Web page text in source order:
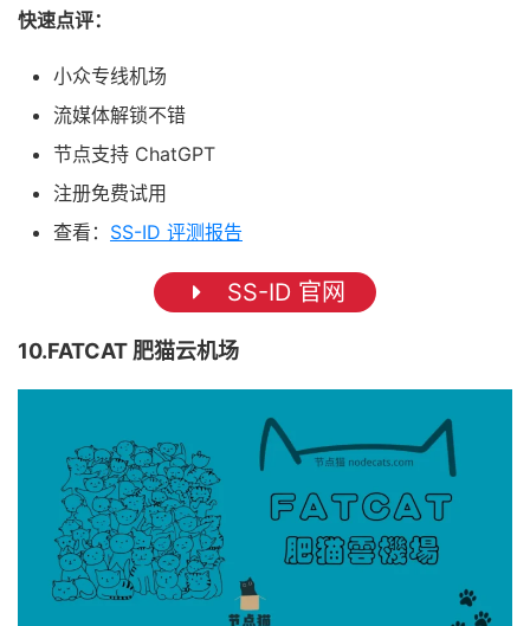
快速点评：
小众专线机场
流媒体解锁不错
节点支持 ChatGPT
注册免费试用
查看： SS-ID 评测报告
SS-ID 官网
10.FATCAT 肥猫云机场